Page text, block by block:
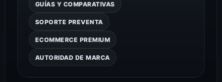
GUÍAS Y COMPARATIVAS
SOPORTE PREVENTA
ECOMMERCE PREMIUM
AUTORIDAD DE MARCA